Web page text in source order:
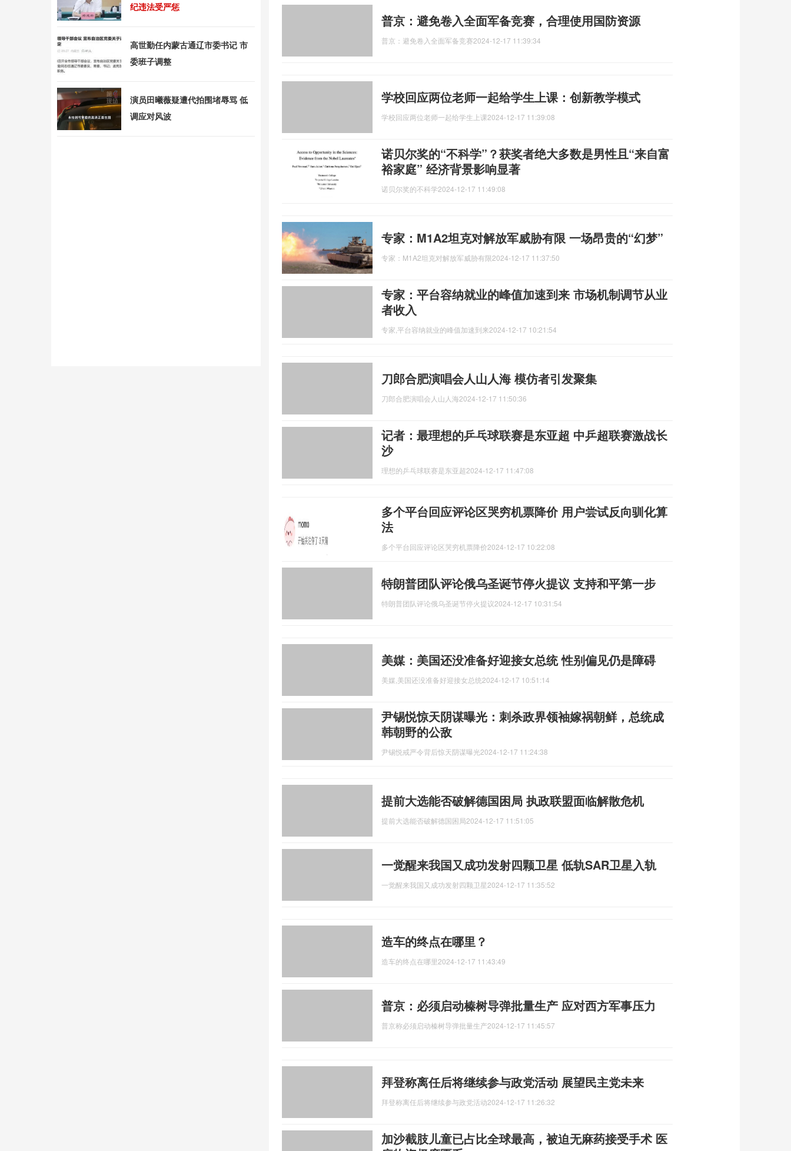
普京：避免卷入全面军备竞赛，合理使用国防资源
普京：避免卷入全面军备竞赛2024-12-17 11:39:34
学校回应两位老师一起给学生上课：创新教学模式
学校回应两位老师一起给学生上课2024-12-17 11:39:08
诺贝尔奖的“不科学”？获奖者绝大多数是男性且“来自富
裕家庭” 经济背景影响显著
诺贝尔奖的不科学2024-12-17 11:49:08
专家：M1A2坦克对解放军威胁有限 一场昂贵的“幻梦”
专家：M1A2坦克对解放军威胁有限2024-12-17 11:37:50
专家：平台容纳就业的峰值加速到来 市场机制调节从业
者收入
专家,平台容纳就业的峰值加速到来2024-12-17 10:21:54
刀郎合肥演唱会人山人海 模仿者引发聚集
刀郎合肥演唱会人山人海2024-12-17 11:50:36
记者：最理想的乒乓球联赛是东亚超 中乒超联赛激战长
沙
理想的乒乓球联赛是东亚超2024-12-17 11:47:08
多个平台回应评论区哭穷机票降价 用户尝试反向驯化算
法
多个平台回应评论区哭穷机票降价2024-12-17 10:22:08
特朗普团队评论俄乌圣诞节停火提议 支持和平第一步
特朗普团队评论俄乌圣诞节停火提议2024-12-17 10:31:54
美媒：美国还没准备好迎接女总统 性别偏见仍是障碍
美媒,美国还没准备好迎接女总统2024-12-17 10:51:14
尹锡悦惊天阴谋曝光：刺杀政界领袖嫁祸朝鲜，总统成
韩朝野的公敌
尹锡悦戒严令背后惊天阴谋曝光2024-12-17 11:24:38
提前大选能否破解德国困局 执政联盟面临解散危机
提前大选能否破解德国困局2024-12-17 11:51:05
一觉醒来我国又成功发射四颗卫星 低轨SAR卫星入轨
一觉醒来我国又成功发射四颗卫星2024-12-17 11:35:52
造车的终点在哪里？
造车的终点在哪里2024-12-17 11:43:49
普京：必须启动榛树导弹批量生产 应对西方军事压力
普京称必须启动榛树导弹批量生产2024-12-17 11:45:57
拜登称离任后将继续参与政党活动 展望民主党未来
拜登称离任后将继续参与政党活动2024-12-17 11:26:32
加沙截肢儿童已占比全球最高，被迫无麻药接受手术 医
纪违法受严惩
高世勤任内蒙古通辽市委书记 市
委班子调整
演员田曦薇疑遭代拍围堵辱骂 低
调应对风波